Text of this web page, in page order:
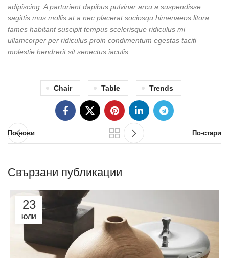
adipiscing. A parturient dapibus pulvinar arcu a suspendisse
sagittis mus mollis at a nec placerat sociosqu himenaeos litora
fames habitant suscipit tempus scelerisque ridiculus mi
ullamcorper per ridiculus proin condimentum egestas taciti
molestie hendrerit sit senectus iaculis.
Chair Table Trends
По-нови По-стари
Свързани публикации
23
ЮЛИ